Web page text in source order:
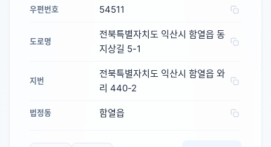
우편번호 54511
도로명
전북특별자치도 익산시 함열읍 동
지상길 5-1
지번
전북특별자치도 익산시 함열읍 와
리 440-2
법정동 함열읍